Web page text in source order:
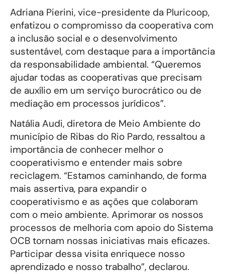
Adriana Pierini, vice-presidente da Pluricoop,
enfatizou o compromisso da cooperativa com
a inclusão social e o desenvolvimento
sustentável, com destaque para a importância
da responsabilidade ambiental. “Queremos
ajudar todas as cooperativas que precisam
de auxílio em um serviço burocrático ou de
mediação em processos jurídicos”.
Natália Audi, diretora de Meio Ambiente do
município de Ribas do Rio Pardo, ressaltou a
importância de conhecer melhor o
cooperativismo e entender mais sobre
reciclagem. “Estamos caminhando, de forma
mais assertiva, para expandir o
cooperativismo e as ações que colaboram
com o meio ambiente. Aprimorar os nossos
processos de melhoria com apoio do Sistema
OCB tornam nossas iniciativas mais eficazes.
Participar dessa visita enriquece nosso
aprendizado e nosso trabalho”, declarou.